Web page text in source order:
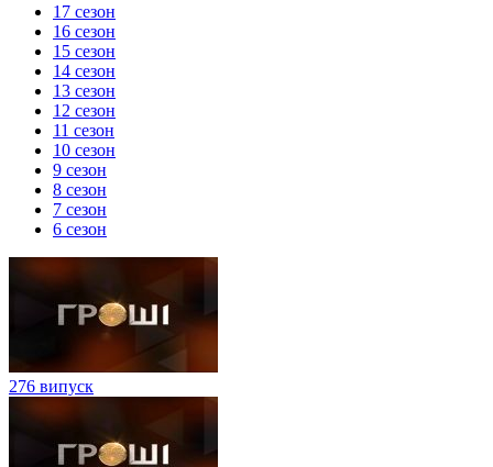
17 сезон
16 сезон
15 сезон
14 сезон
13 сезон
12 сезон
11 сезон
10 сезон
9 сезон
8 сезон
7 сезон
6 сезон
276 випуск